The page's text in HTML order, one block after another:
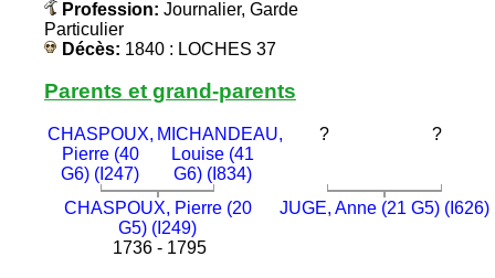
Profession: Journalier, Garde
Particulier
Décès: 1840 : LOCHES 37
Parents et grand-parents
CHASPOUX,
Pierre (40
G6) (I247)
MICHANDEAU,
Louise (41
G6) (I834)
? ?
CHASPOUX, Pierre (20
G5) (I249)
1736 - 1795
JUGE, Anne (21 G5) (I626)